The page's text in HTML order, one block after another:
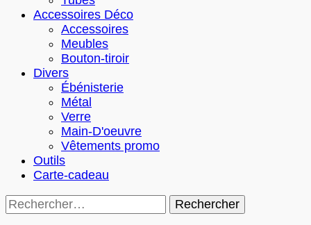
Accessoires Déco
Accessoires
Meubles
Bouton-tiroir
Divers
Ébénisterie
Métal
Verre
Main-D'oeuvre
Vêtements promo
Outils
Carte-cadeau
Rechercher :